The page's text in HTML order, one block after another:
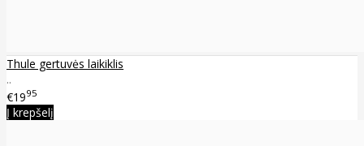
Thule gertuvės laikiklis
..
€1995
Į krepšelį